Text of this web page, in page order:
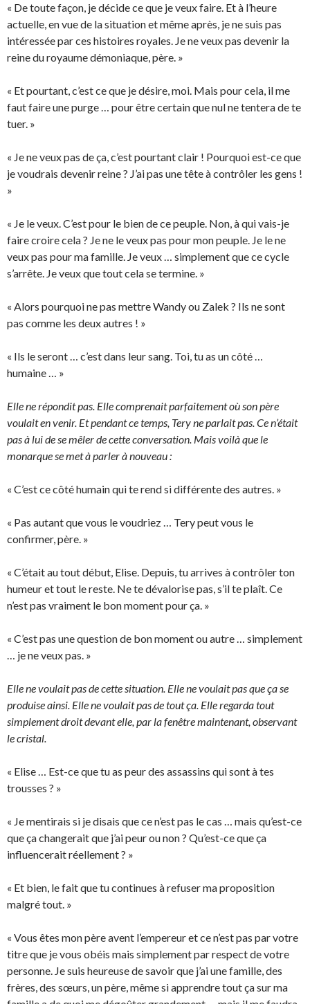
« De toute façon, je décide ce que je veux faire. Et à l’heure
actuelle, en vue de la situation et même après, je ne suis pas
intéressée par ces histoires royales. Je ne veux pas devenir la
reine du royaume démoniaque, père. »
« Et pourtant, c’est ce que je désire, moi. Mais pour cela, il me
faut faire une purge … pour être certain que nul ne tentera de te
tuer. »
« Je ne veux pas de ça, c’est pourtant clair ! Pourquoi est-ce que
je voudrais devenir reine ? J’ai pas une tête à contrôler les gens !
»
« Je le veux. C’est pour le bien de ce peuple. Non, à qui vais-je
faire croire cela ? Je ne le veux pas pour mon peuple. Je le ne
veux pas pour ma famille. Je veux … simplement que ce cycle
s’arrête. Je veux que tout cela se termine. »
« Alors pourquoi ne pas mettre Wandy ou Zalek ? Ils ne sont
pas comme les deux autres ! »
« Ils le seront … c’est dans leur sang. Toi, tu as un côté …
humaine … »
Elle ne répondit pas. Elle comprenait parfaitement où son père
voulait en venir. Et pendant ce temps, Tery ne parlait pas. Ce n’était
pas à lui de se mêler de cette conversation. Mais voilà que le
monarque se met à parler à nouveau :
« C’est ce côté humain qui te rend si différente des autres. »
« Pas autant que vous le voudriez … Tery peut vous le
confirmer, père. »
« C’était au tout début, Elise. Depuis, tu arrives à contrôler ton
humeur et tout le reste. Ne te dévalorise pas, s’il te plaît. Ce
n’est pas vraiment le bon moment pour ça. »
« C’est pas une question de bon moment ou autre … simplement
… je ne veux pas. »
Elle ne voulait pas de cette situation. Elle ne voulait pas que ça se
produise ainsi. Elle ne voulait pas de tout ça. Elle regarda tout
simplement droit devant elle, par la fenêtre maintenant, observant
le cristal.
« Elise … Est-ce que tu as peur des assassins qui sont à tes
trousses ? »
« Je mentirais si je disais que ce n’est pas le cas … mais qu’est-ce
que ça changerait que j’ai peur ou non ? Qu’est-ce que ça
influencerait réellement ? »
« Et bien, le fait que tu continues à refuser ma proposition
malgré tout. »
« Vous êtes mon père avent l’empereur et ce n’est pas par votre
titre que je vous obéis mais simplement par respect de votre
personne. Je suis heureuse de savoir que j’ai une famille, des
frères, des sœurs, un père, même si apprendre tout ça sur ma